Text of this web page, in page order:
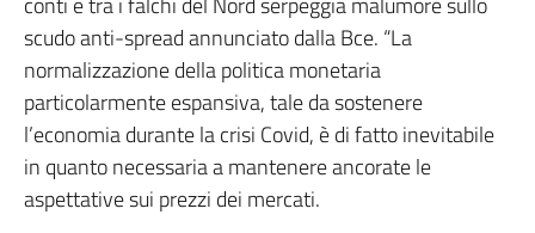
scudo anti-spread annunciato dalla Bce. “La
normalizzazione della politica monetaria
particolarmente espansiva, tale da sostenere
l’economia durante la crisi Covid, è di fatto inevitabile
in quanto necessaria a mantenere ancorate le
aspettative sui prezzi dei mercati.